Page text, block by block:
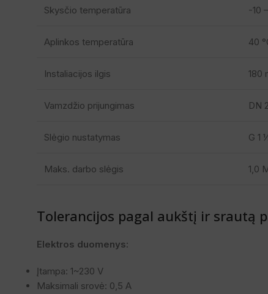
Skysčio temperatūra -10
Aplinkos temperatūra 40
Instaliacijos ilgis 180
Vamzdžio prijungimas DN
Slėgio nustatymas G 1
Maks. darbo slėgis 1,0
Tolerancijos pagal aukštį ir srautą
Elektros duomenys:
Įtampa: 1~230 V
Maksimali srovė: 0,5 A